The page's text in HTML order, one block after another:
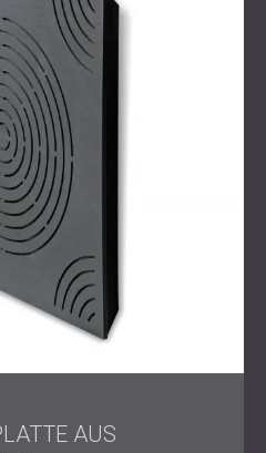
Ucha.se den Raum für beide
Besprechungen
mussten nicht mehr
Der Klang war ausgewogen,
und professionell.
in Ihrem Büro oder
oder
Team
AUS